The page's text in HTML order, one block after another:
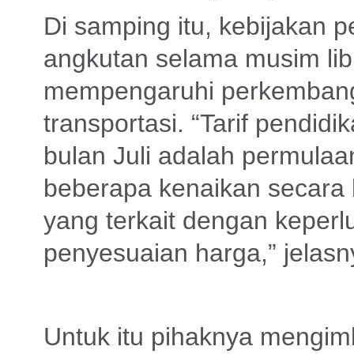
Di samping itu, kebijakan
angkutan selama musim
mempengaruhi
transportasi. “Tarif
bulan Juli adalah
beberapa kenaikan
yang terkait dengan
penyesuaian harga,”
Untuk itu pihaknya